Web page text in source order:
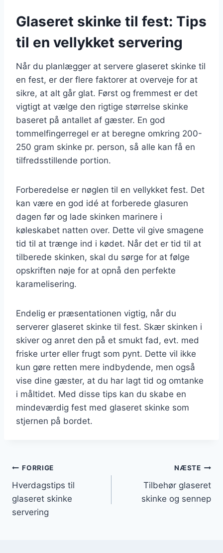
Glaseret skinke til fest: Tips
til en vellykket servering
Når du planlægger at servere glaseret skinke til
en fest, er der flere faktorer at overveje for at
sikre, at alt går glat. Først og fremmest er det
vigtigt at vælge den rigtige størrelse skinke
baseret på antallet af gæster. En god
tommelfingerregel er at beregne omkring 200-
250 gram skinke pr. person, så alle kan få en
tilfredsstillende portion.
Forberedelse er nøglen til en vellykket fest. Det
kan være en god idé at forberede glasuren
dagen før og lade skinken marinere i
køleskabet natten over. Dette vil give smagene
tid til at trænge ind i kødet. Når det er tid til at
tilberede skinken, skal du sørge for at følge
opskriften nøje for at opnå den perfekte
karamelisering.
Endelig er præsentationen vigtig, når du
serverer glaseret skinke til fest. Skær skinken i
skiver og anret den på et smukt fad, evt. med
friske urter eller frugt som pynt. Dette vil ikke
kun gøre retten mere indbydende, men også
vise dine gæster, at du har lagt tid og omtanke
i måltidet. Med disse tips kan du skabe en
mindeværdig fest med glaseret skinke som
stjernen på bordet.
Indlægsnavigation
FORRIGE
Hverdagstips til
glaseret skinke
servering
NÆSTE
Tilbehør glaseret
skinke og sennep